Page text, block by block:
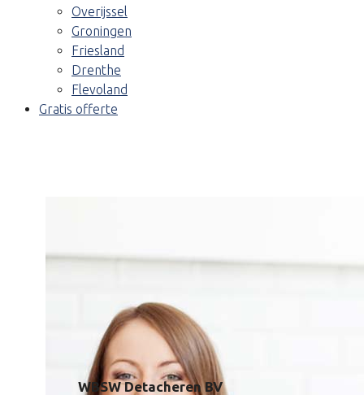
Overijssel
Groningen
Friesland
Drenthe
Flevoland
Gratis offerte
WBSW Detacheren BV